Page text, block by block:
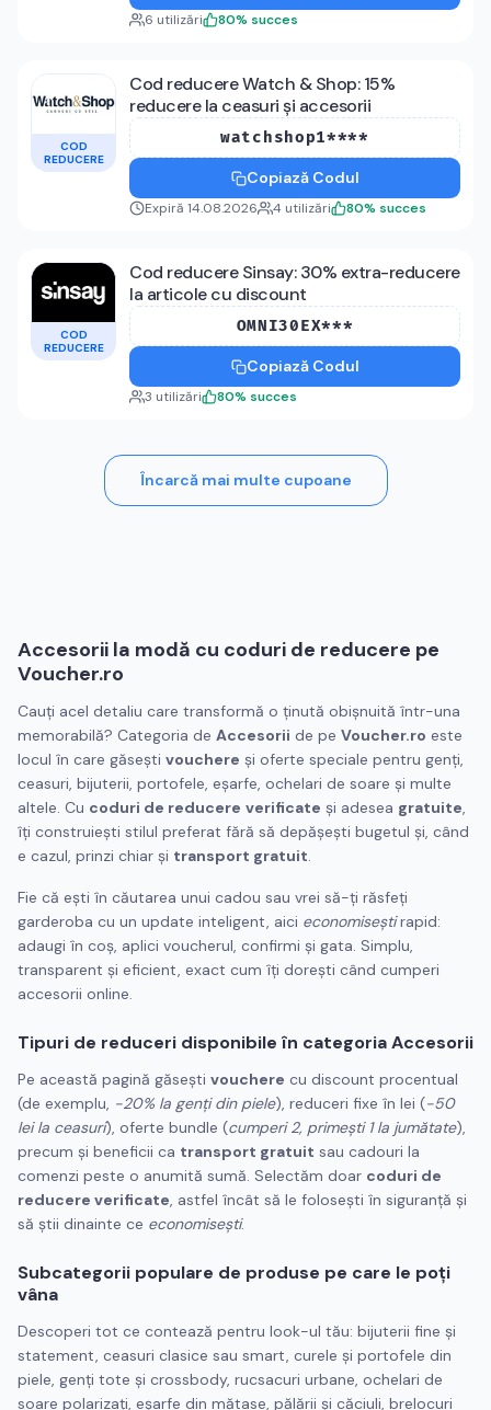
6 utilizări 80% succes
COD
REDUCERE
Cod reducere Watch & Shop: 15%
reducere la ceasuri și accesorii
watchshop1****
Copiază Codul
Expiră 14.08.2026 4 utilizări 80% succes
COD
REDUCERE
Cod reducere Sinsay: 30% extra-reducere
la articole cu discount
OMNI30EX***
Copiază Codul
3 utilizări 80% succes
Încarcă mai multe cupoane
Accesorii la modă cu coduri de reducere pe
Voucher.ro
Cauți acel detaliu care transformă o ținută obișnuită într-una
memorabilă? Categoria de Accesorii de pe Voucher.ro este
locul în care găsești vouchere și oferte speciale pentru genți,
ceasuri, bijuterii, portofele, eșarfe, ochelari de soare și multe
altele. Cu coduri de reducere verificate și adesea gratuite,
îți construiești stilul preferat fără să depășești bugetul și, când
e cazul, prinzi chiar și transport gratuit.
Fie că ești în căutarea unui cadou sau vrei să-ți răsfeți
garderoba cu un update inteligent, aici economiseștirapid:
adaugi în coș, aplici voucherul, confirmi și gata. Simplu,
transparent și eficient, exact cum îți dorești când cumperi
accesorii online.
Tipuri de reduceri disponibile în categoria Accesorii
Pe această pagină găsești vouchere cu discount procentual
(de exemplu, -20% la genți din piele), reduceri fixe în lei (-50
lei la ceasuri), oferte bundle (cumperi 2, primești 1 la jumătate),
precum și beneficii ca transport gratuit sau cadouri la
comenzi peste o anumită sumă. Selectăm doar coduri de
reducere verificate, astfel încât să le folosești în siguranță și
să știi dinainte ce economisești.
Subcategorii populare de produse pe care le poți
vâna
Descoperi tot ce contează pentru look-ul tău: bijuterii fine și
statement, ceasuri clasice sau smart, curele și portofele din
piele, genți tote și crossbody, rucsacuri urbane, ochelari de
soare polarizați, eșarfe din mătase, pălării și căciuli, brelocuri